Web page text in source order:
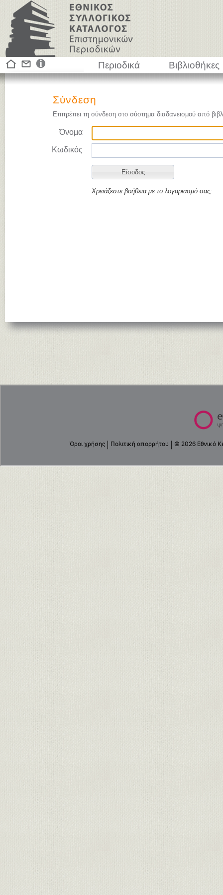
Περιοδικά Βιβλιοθήκες
Σύνδεση
Επιτρέπει τη σύνδεση στο σύστημα διαδανεισμού από
Όνομα
Κωδικός
Χρειάζεστε βοήθεια με το λογαριασμό σας;